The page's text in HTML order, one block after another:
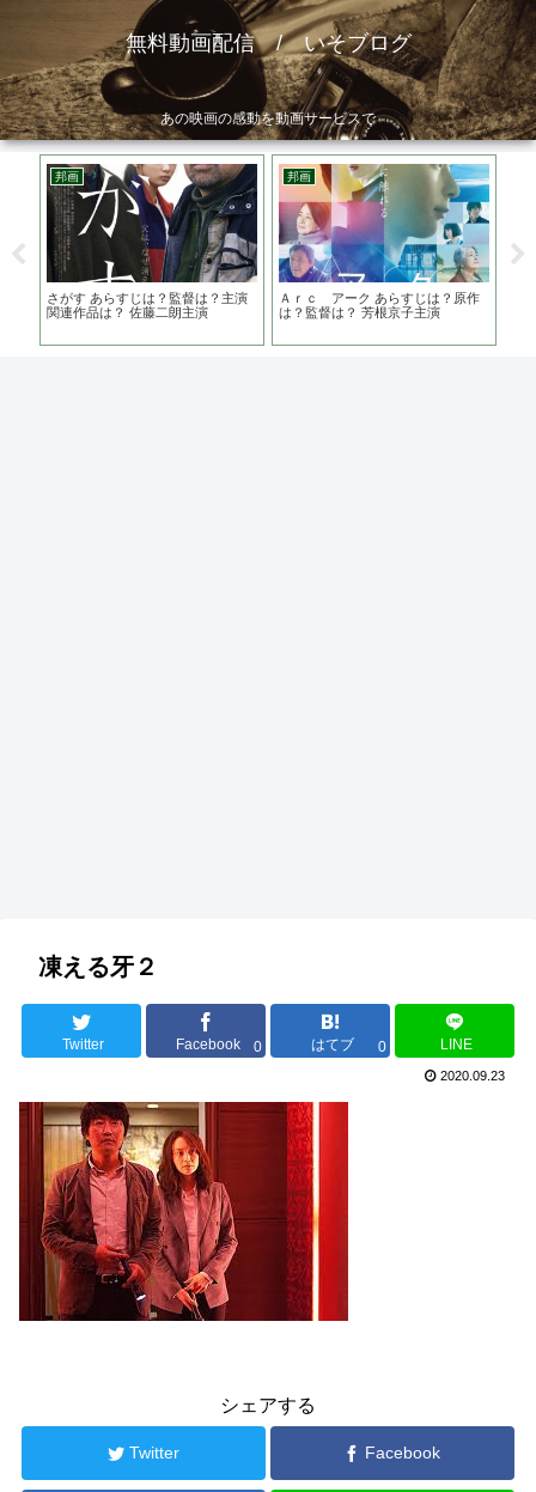
無料動画配信 / いそブログ
あの映画の感動を動画サービスで
邦画
さがす あらすじは？監督は？主演
関連作品は？ 佐藤二朗主演
邦画
Ａｒｃ アーク あらすじは？原作
は？監督は？ 芳根京子主演
凍える牙２
Twitter Facebook 0 はてブ 0 LINE
2020.09.23
シェアする
Twitter Facebook